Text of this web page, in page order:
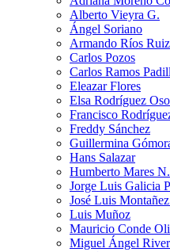
Alberto Vieyra G.
Ángel Soriano
Armando Ríos Ruiz
Carlos Pozos
Carlos Ramos
Eleazar Flores
Elsa Rodríguez
Francisco
Freddy Sánchez
Guillermina
Hans Salazar
Humberto Mares N.
Jorge Luis Galicia
José Luis
Luis Muñoz
Mauricio Conde
Miguel Ángel